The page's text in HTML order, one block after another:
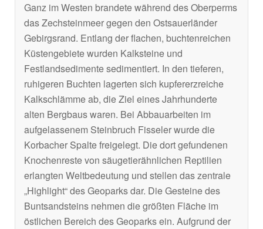
Ganz im Westen brandete während des Oberperms
das Zechsteinmeer gegen den Ostsauerländer
Gebirgsrand. Entlang der flachen, buchtenreichen
Küstengebiete wurden Kalksteine und
Festlandsedimente sedimentiert. In den tieferen,
ruhigeren Buchten lagerten sich kupfererzreiche
Kalkschlämme ab, die Ziel eines Jahrhunderte
alten Bergbaus waren. Bei Abbauarbeiten im
aufgelassenem Steinbruch Fisseler wurde die
Korbacher Spalte freigelegt. Die dort gefundenen
Knochenreste von säugetierähnlichen Reptilien
erlangten Weltbedeutung und stellen das zentrale
„Highlight“ des Geoparks dar. Die Gesteine des
Buntsandsteins nehmen die größten Fläche im
östlichen Bereich des Geoparks ein. Aufgrund der